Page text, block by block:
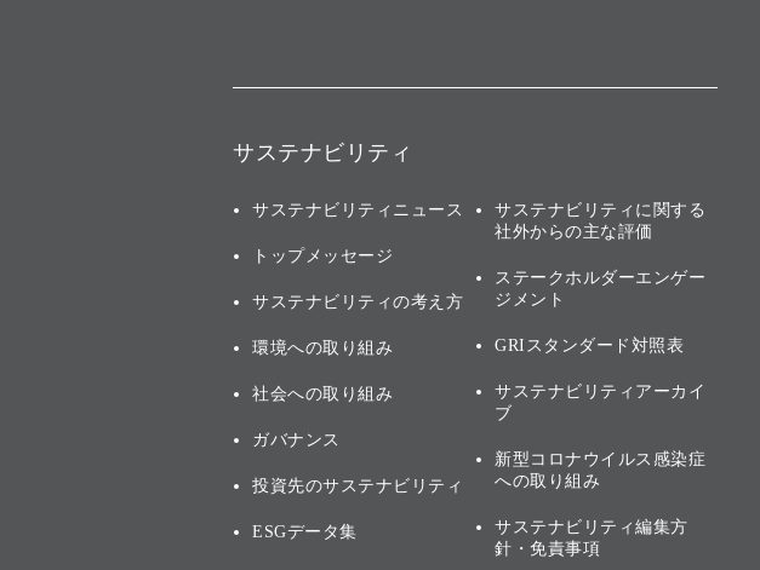
サステナビリティ
サステナビリティニュース
トップメッセージ
サステナビリティの考え方
環境への取り組み
社会への取り組み
ガバナンス
投資先のサステナビリティ
ESGデータ集
サステナビリティに関する
社外からの主な評価
ステークホルダーエンゲー
ジメント
GRIスタンダード対照表
サステナビリティアーカイ
ブ
新型コロナウイルス感染症
への取り組み
サステナビリティ編集方
針・免責事項